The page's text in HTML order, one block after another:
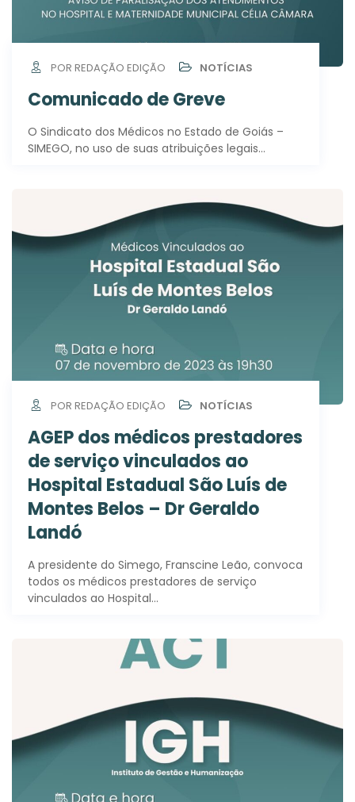
POR REDAÇÃO EDIÇÃO NOTÍCIAS
Comunicado de Greve
O Sindicato dos Médicos no Estado de Goiás –
SIMEGO, no uso de suas atribuições legais…
POR REDAÇÃO EDIÇÃO NOTÍCIAS
AGEP dos médicos prestadores
de serviço vinculados ao
Hospital Estadual São Luís de
Montes Belos – Dr Geraldo
Landó
A presidente do Simego, Franscine Leão, convoca
todos os médicos prestadores de serviço
vinculados ao Hospital…